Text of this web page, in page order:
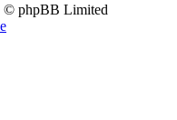
© phpBB Limited